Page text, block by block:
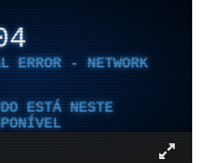
ERROR - NETWORK
ESTÁ NESTE